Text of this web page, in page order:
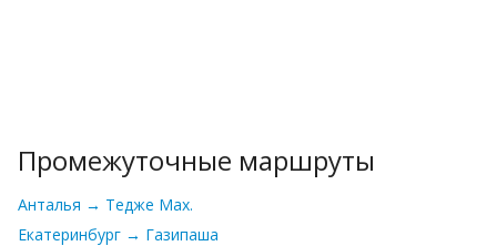
Промежуточные маршруты
Анталья → Тедже Мах.
Екатеринбург → Газипаша